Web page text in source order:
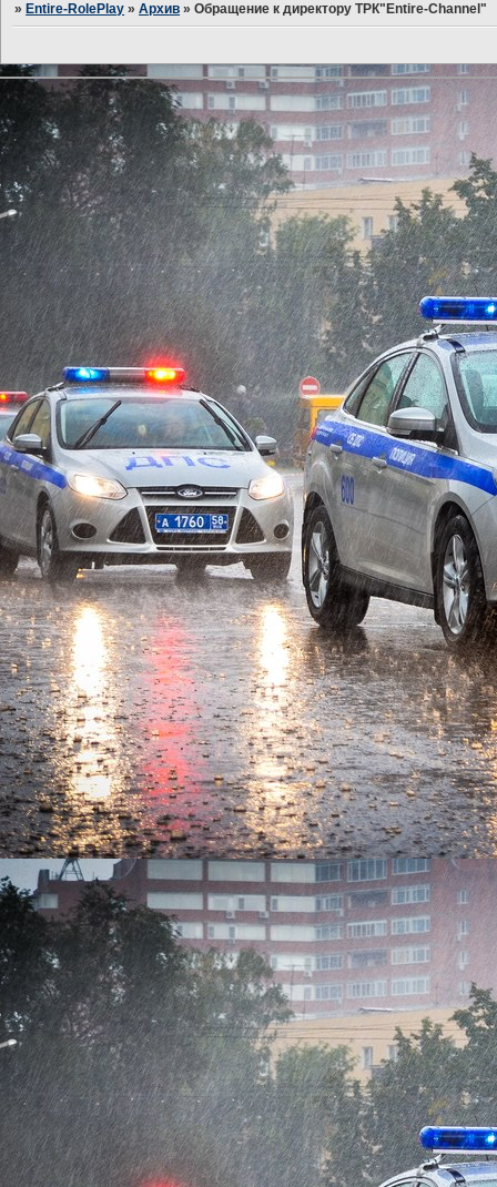
» Entire-RolePlay »Архив »Обращение к директору ТРК"Entire-Channel"